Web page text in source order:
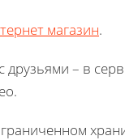
магазин.
– в